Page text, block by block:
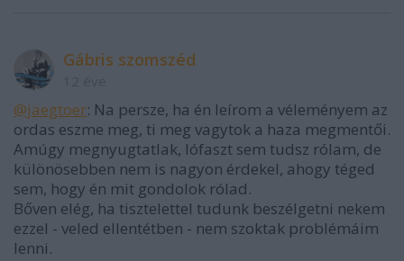
Gábris szomszéd
@jaegtoer: Na persze, ha én leírom a véleményem az
ordas eszme meg, ti meg vagytok a haza megmentői.
Amúgy megnyugtatlak, lófaszt sem tudsz rólam, de
különösebben nem is nagyon érdekel, ahogy téged
sem, hogy én mit gondolok rólad.
Bőven elég, ha tisztelettel tudunk beszélgetni nekem
ezzel - veled ellentétben - nem szoktak problémáim
lenni.